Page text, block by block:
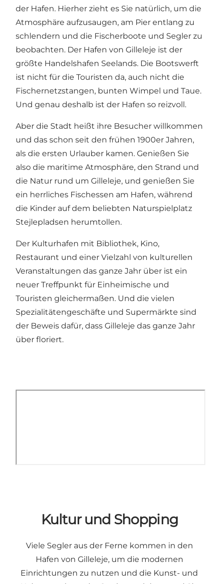
der Hafen. Hierher zieht es Sie natürlich, um die
Atmosphäre aufzusaugen, am Pier entlang zu
schlendern und die Fischerboote und Segler zu
beobachten. Der Hafen von Gilleleje ist der
größte Handelshafen Seelands. Die Bootswerft
ist nicht für die Touristen da, auch nicht die
Fischernetzstangen, bunten Wimpel und Taue.
Und genau deshalb ist der Hafen so reizvoll.
Aber die Stadt heißt ihre Besucher willkommen
und das schon seit den frühen 1900er Jahren,
als die ersten Urlauber kamen. Genießen Sie
also die maritime Atmosphäre, den Strand und
die Natur rund um Gilleleje, und genießen Sie
ein herrliches Fischessen am Hafen, während
die Kinder auf dem beliebten Naturspielplatz
Stejlepladsen herumtollen.
Der Kulturhafen mit Bibliothek, Kino,
Restaurant und einer Vielzahl von kulturellen
Veranstaltungen das ganze Jahr über ist ein
neuer Treffpunkt für Einheimische und
Touristen gleichermaßen. Und die vielen
Spezialitätengeschäfte und Supermärkte sind
der Beweis dafür, dass Gilleleje das ganze Jahr
über floriert.
Kultur und Shopping
Viele Segler aus der Ferne kommen in den
Hafen von Gilleleje, um die modernen
Einrichtungen zu nutzen und die Kunst- und